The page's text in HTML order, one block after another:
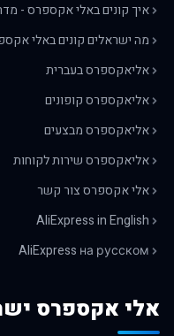
איך קונים באלי אקספרס -
מה ישראלים קונים באלי
אליאקספרס בעברית
אליאקספרס קופונים
אליאקספרס מבצעים
אליאקספרס שירות לקוחות
אלי אקספרס צור קשר
AliExpress in English
AliExpress на русском
אלי אקספרס